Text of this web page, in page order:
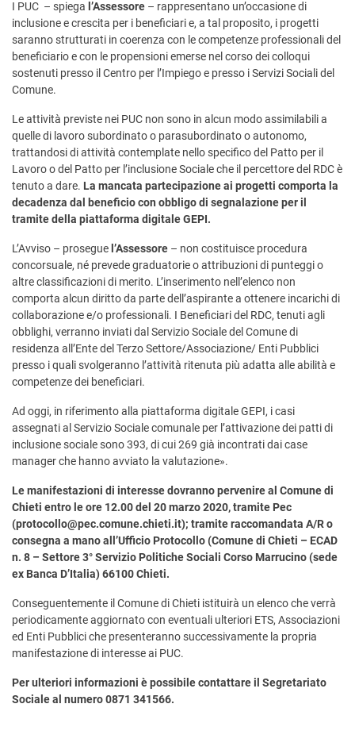
I PUC – spiega l’Assessore – rappresentano un’occasione di
inclusione e crescita per i beneficiari e, a tal proposito, i progetti
saranno strutturati in coerenza con le competenze professionali del
beneficiario e con le propensioni emerse nel corso dei colloqui
sostenuti presso il Centro per l’Impiego e presso i Servizi Sociali del
Comune.
Le attività previste nei PUC non sono in alcun modo assimilabili a
quelle di lavoro subordinato o parasubordinato o autonomo,
trattandosi di attività contemplate nello specifico del Patto per il
Lavoro o del Patto per l’inclusione Sociale che il percettore del RDC è
tenuto a dare. La mancata partecipazione ai progetti comporta la
decadenza dal beneficio con obbligo di segnalazione per il
tramite della piattaforma digitale GEPI.
L’Avviso – prosegue l’Assessore – non costituisce procedura
concorsuale, né prevede graduatorie o attribuzioni di punteggi o
altre classificazioni di merito. L’inserimento nell’elenco non
comporta alcun diritto da parte dell’aspirante a ottenere incarichi di
collaborazione e/o professionali. I Beneficiari del RDC, tenuti agli
obblighi, verranno inviati dal Servizio Sociale del Comune di
residenza all’Ente del Terzo Settore/Associazione/ Enti Pubblici
presso i quali svolgeranno l’attività ritenuta più adatta alle abilità e
competenze dei beneficiari.
Ad oggi, in riferimento alla piattaforma digitale GEPI, i casi
assegnati al Servizio Sociale comunale per l’attivazione dei patti di
inclusione sociale sono 393, di cui 269 già incontrati dai case
manager che hanno avviato la valutazione».
Le manifestazioni di interesse dovranno pervenire al Comune di
Chieti entro le ore 12.00 del 20 marzo 2020, tramite Pec
(protocollo@pec.comune.chieti.it); tramite raccomandata A/R o
consegna a mano all’Ufficio Protocollo (Comune di Chieti – ECAD
n. 8 – Settore 3° Servizio Politiche Sociali Corso Marrucino (sede
ex Banca D’Italia) 66100 Chieti.
Conseguentemente il Comune di Chieti istituirà un elenco che verrà
periodicamente aggiornato con eventuali ulteriori ETS, Associazioni
ed Enti Pubblici che presenteranno successivamente la propria
manifestazione di interesse ai PUC.
Per ulteriori informazioni è possibile contattare il Segretariato
Sociale al numero 0871 341566.